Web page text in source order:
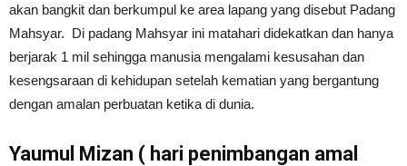
akan bangkit dan berkumpul ke area lapang yang disebut Padang
Mahsyar. Di padang Mahsyar ini matahari didekatkan dan hanya
berjarak 1 mil sehingga manusia mengalami kesusahan dan
kesengsaraan di kehidupan setelah kematian yang bergantung
dengan amalan perbuatan ketika di dunia.
Yaumul Mizan ( hari penimbangan amal